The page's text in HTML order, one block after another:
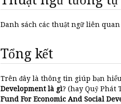
Danh sách các thuật ngữ liên
Tổng kết
Trên đây là thông tin giúp bạn
Development là gì? (hay Quỹ Phát
Fund For Economic And Social